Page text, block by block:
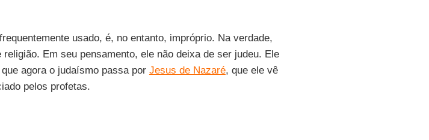
usado, é, no entanto, impróprio. Na verdade,
Em seu pensamento, ele não deixa de ser judeu. Ele
agora o judaísmo passa por Jesus de Nazaré, que ele vê
pelos profetas.